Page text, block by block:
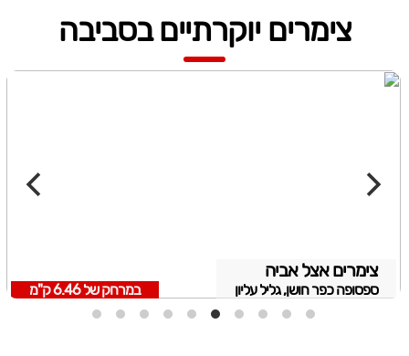
צימרים יוקרתיים בסביבה
צימרים אצל אביה
ספסופה כפר חושן, גליל עליון במרחק של 6.46 ק"מ